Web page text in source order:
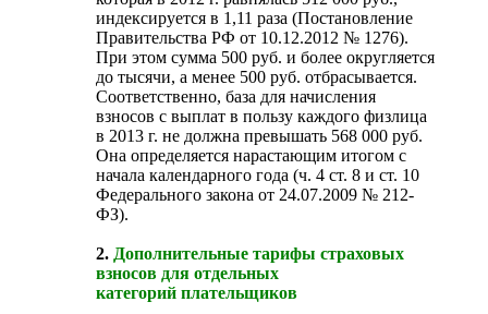
индексируется в 1,11 раза (Постановление
Правительства РФ от 10.12.2012 № 1276).
При этом сумма 500 руб. и более округляется
до тысячи, а менее 500 руб. отбрасывается.
Соответственно, база для начисления
взносов с выплат в пользу каждого физлица
в 2013 г. не должна превышать 568 000 руб.
Она определяется нарастающим итогом с
начала календарного года (ч. 4 ст. 8 и ст. 10
Федерального закона от 24.07.2009 № 212-
ФЗ).
2. Дополнительные тарифы страховых
взносов для отдельных
категорий плательщиков